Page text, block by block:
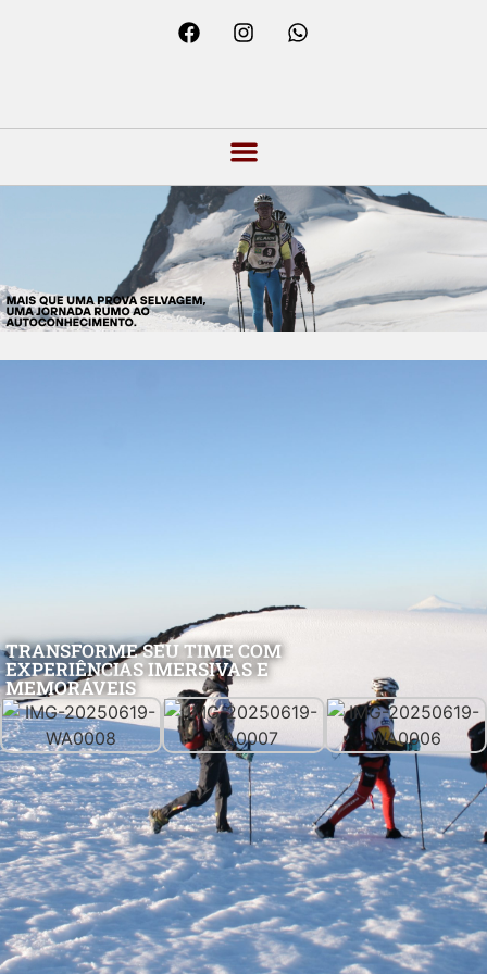
TRANSFORME SEU TIME COM
EXPERIÊNCIAS IMERSIVAS E
MEMORÁVEIS